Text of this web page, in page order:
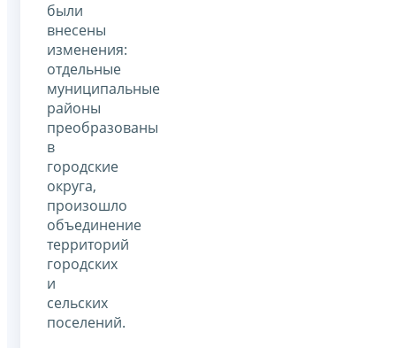
были
внесены
изменения:
отдельные
муниципальные
районы
преобразованы
в
городские
округа,
произошло
объединение
территорий
городских
и
сельских
поселений.